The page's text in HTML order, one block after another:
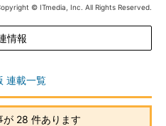
© ITmedia, Inc. All Rights Reserved.
情報
連載一覧
が 28 件あります